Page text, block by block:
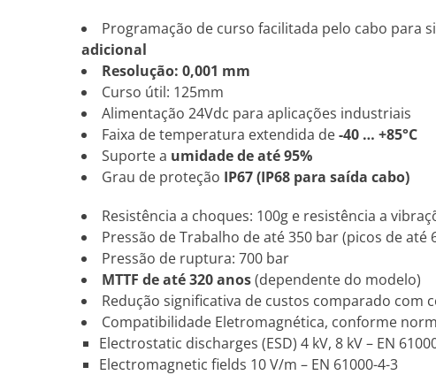
Programação de curso facilitada pelo cabo para
adicional
Resolução: 0,001 mm
Curso útil: 125mm
Alimentação 24Vdc para aplicações industriais
Faixa de temperatura extendida de-40 … +85°C
Suporte a umidade de até 95%
Grau de proteção IP67 (IP68 para saída cabo)
Resistência a choques: 100g e resistência a
Pressão de Trabalho de até 350 bar (picos de até
Pressão de ruptura: 700 bar
MTTF de até 320 anos(dependente do modelo)
Redução significativa de custos comparado com
Compatibilidade Eletromagnética, conforme
Electrostatic discharges (ESD) 4 kV, 8 kV – EN
Electromagnetic fields 10 V/m – EN 61000-4-3